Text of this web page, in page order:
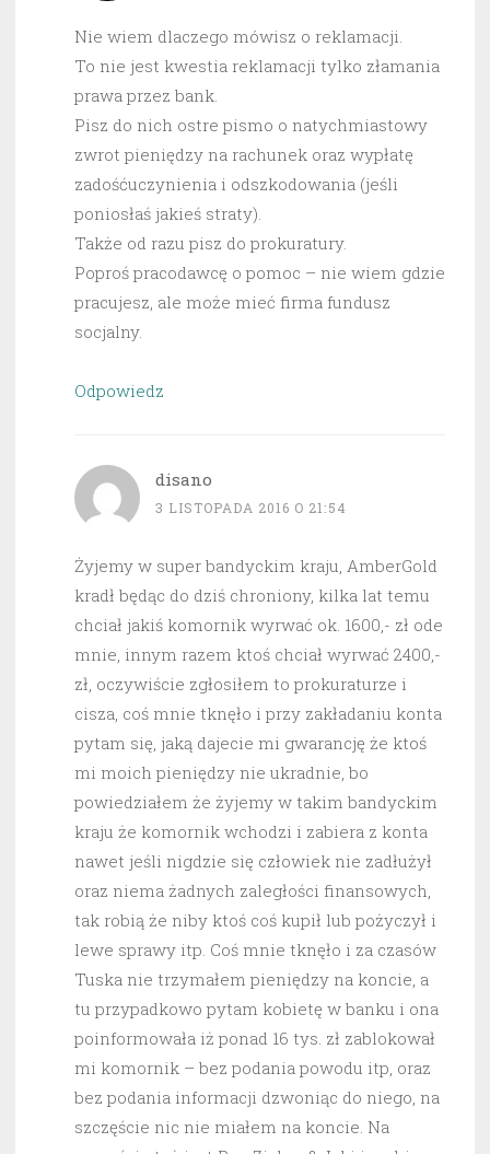
Nie wiem dlaczego mówisz o reklamacji.
To nie jest kwestia reklamacji tylko złamania
prawa przez bank.
Pisz do nich ostre pismo o natychmiastowy
zwrot pieniędzy na rachunek oraz wypłatę
zadośćuczynienia i odszkodowania (jeśli
poniosłaś jakieś straty).
Także od razu pisz do prokuratury.
Poproś pracodawcę o pomoc – nie wiem gdzie
pracujesz, ale może mieć firma fundusz
socjalny.
Odpowiedz
disano
3 LISTOPADA 2016 O 21:54
Żyjemy w super bandyckim kraju, AmberGold
kradł będąc do dziś chroniony, kilka lat temu
chciał jakiś komornik wyrwać ok. 1600,- zł ode
mnie, innym razem ktoś chciał wyrwać 2400,-
zł, oczywiście zgłosiłem to prokuraturze i
cisza, coś mnie tknęło i przy zakładaniu konta
pytam się, jaką dajecie mi gwarancję że ktoś
mi moich pieniędzy nie ukradnie, bo
powiedziałem że żyjemy w takim bandyckim
kraju że komornik wchodzi i zabiera z konta
nawet jeśli nigdzie się człowiek nie zadłużył
oraz niema żadnych zaległości finansowych,
tak robią że niby ktoś coś kupił lub pożyczył i
lewe sprawy itp. Coś mnie tknęło i za czasów
Tuska nie trzymałem pieniędzy na koncie, a
tu przypadkowo pytam kobietę w banku i ona
poinformowała iż ponad 16 tys. zł zablokował
mi komornik – bez podania powodu itp, oraz
bez podania informacji dzwoniąc do niego, na
szczęście nic nie miałem na koncie. Na